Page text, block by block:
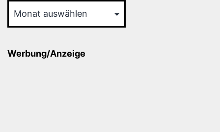
Werbung/Anzeige